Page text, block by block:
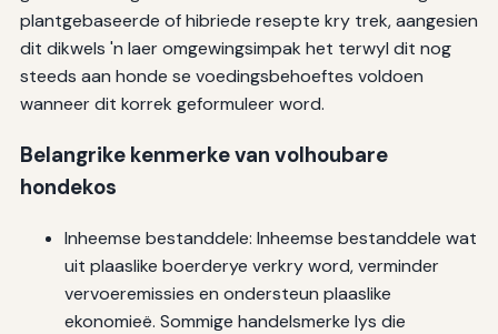
plantgebaseerde of hibriede resepte kry trek, aangesien
dit dikwels 'n laer omgewingsimpak het terwyl dit nog
steeds aan honde se voedingsbehoeftes voldoen
wanneer dit korrek geformuleer word.
Belangrike kenmerke van volhoubare
hondekos
Inheemse bestanddele: Inheemse bestanddele wat
uit plaaslike boerderye verkry word, verminder
vervoeremissies en ondersteun plaaslike
ekonomieë. Sommige handelsmerke lys die